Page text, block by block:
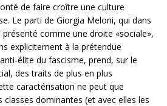
de faire croître une culture
Le parti de Giorgia Meloni, qui dans
présenté comme une droite «sociale»,
explicitement à la prétendue
élite du fascisme, prend, sur le
des traits de plus en plus
caractérisation ne peut que
dominantes (et avec elles les